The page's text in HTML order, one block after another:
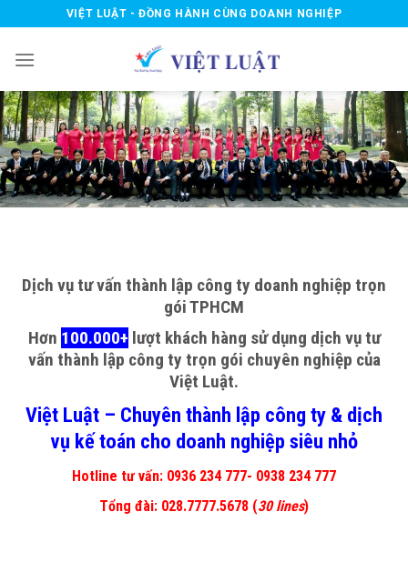
to
content
VIỆT LUẬT - ĐỒNG HÀNH CÙNG DOANH NGHIỆP
Dịch vụ tư vấn thành lập công ty doanh nghiệp trọn
gói TPHCM
Hơn 100.000+ lượt khách hàng sử dụng dịch vụ tư
vấn thành lập công ty trọn gói chuyên nghiệp của
Việt Luật.
Việt Luật – Chuyên thành lập công ty & dịch
vụ kế toán cho doanh nghiệp siêu nhỏ
Hotline tư vấn: 0936 234 777- 0938 234 777
Tổng đài: 028.7777.5678 (30 lines)